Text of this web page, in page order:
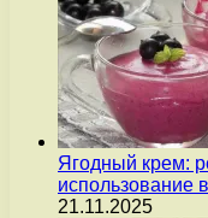
Ягодный крем:
использование
21.11.2025